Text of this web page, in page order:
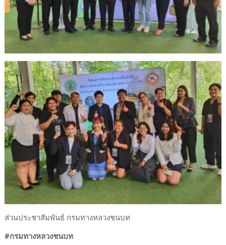
ส่วนประชาสัมพันธ์ กรมทางหลวงชนบท
#กรมทางหลวงชนบท